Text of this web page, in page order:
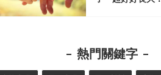
熱門關鍵字